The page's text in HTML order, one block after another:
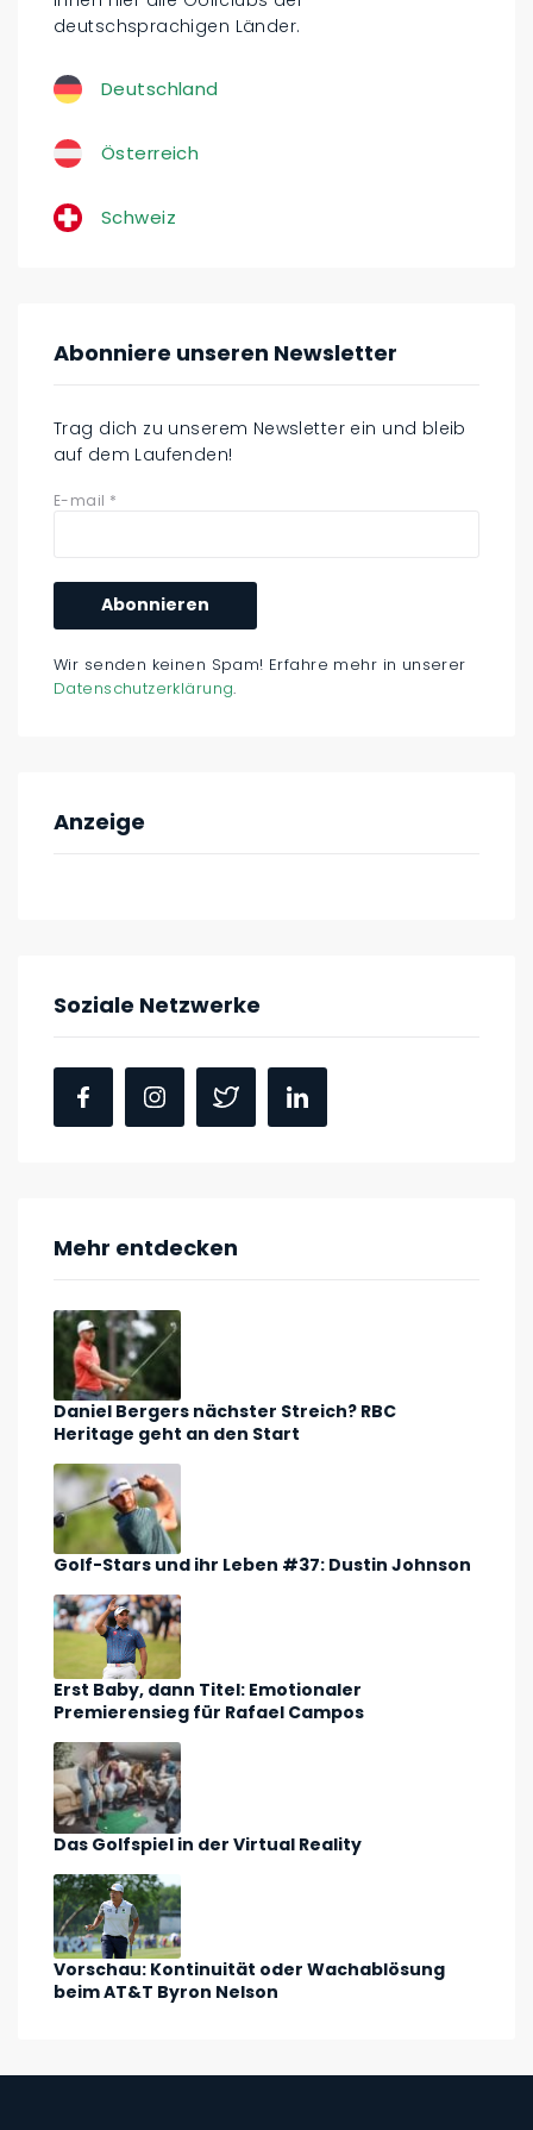
deutschsprachigen Länder.
Deutschland
Österreich
Schweiz
Abonniere unseren Newsletter
Trag dich zu unserem Newsletter ein und bleib
auf dem Laufenden!
E-mail *
Wir senden keinen Spam! Erfahre mehr in unserer
Datenschutzerklärung.
Anzeige
Soziale Netzwerke
Mehr entdecken
Daniel Bergers nächster Streich? RBC
Heritage geht an den Start
Golf-Stars und ihr Leben #37: Dustin Johnson
Erst Baby, dann Titel: Emotionaler
Premierensieg für Rafael Campos
Das Golfspiel in der Virtual Reality
Vorschau: Kontinuität oder Wachablösung
beim AT&T Byron Nelson